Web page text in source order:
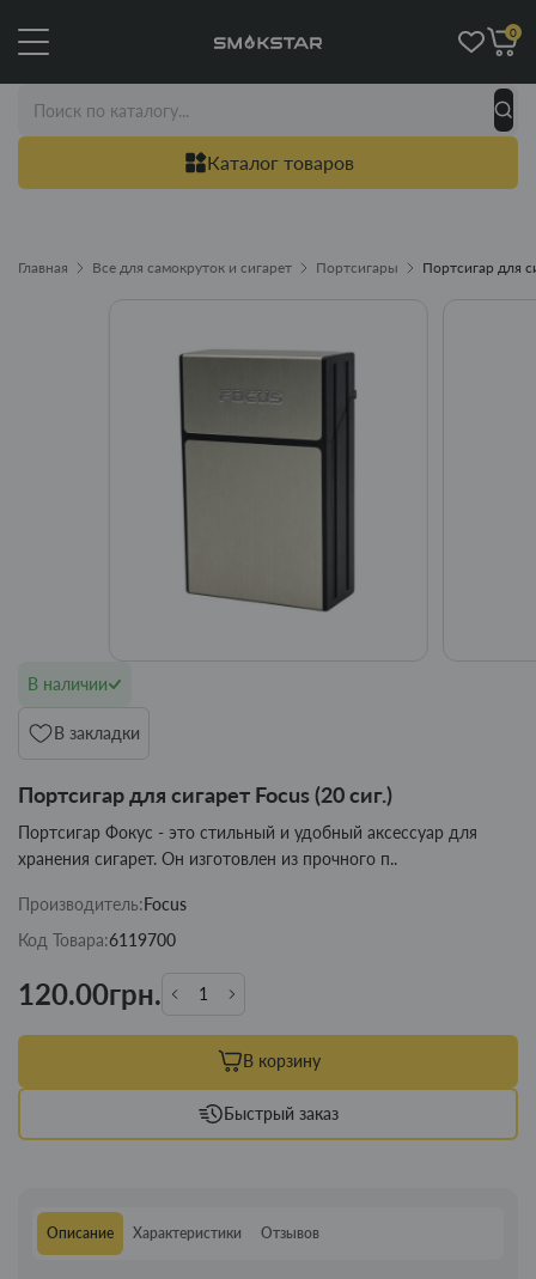
Каталог товаров
0
Главная Все для самокруток и сигарет Портсигары Портсигар для
В наличии
В закладки
Портсигар для сигарет Focus (20 сиг.)
Портсигар Фокус - это стильный и удобный аксессуар для
хранения сигарет. Он изготовлен из прочного п..
Производитель:Focus
Код Товара:6119700
120.00грн.
В корзину
Быстрый заказ
Описание Характеристики Отзывов